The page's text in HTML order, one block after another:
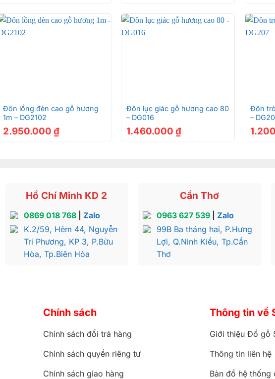
Đôn lồng đèn cao gỗ hương
1m – DG2102
2.950.000₫
Đôn lục giác gỗ hương cao 80
– DG016
1.460.000₫
Đôn
–
Hồ Chí Minh KD 2
0869 018 768| Zalo
K.2/59, Hẻm 44, Nguyễn
Tri Phương, KP 3, P.Bửu
Hòa, Tp.Biên Hòa
Cần Thơ
0963 627 539 |Zalo
99B Ba tháng hai, P.Hưng
Lợi, Q.Ninh Kiều, Tp.Cần
Thơ
Chính sách
Chính sách đổi trả hàng
Chính sách quyền riêng tư
Chính sách giao hàng
Thông tin về
Giới thiệu Đồ gỗ
Thông tin liên hệ
Bản đồ hệ thống